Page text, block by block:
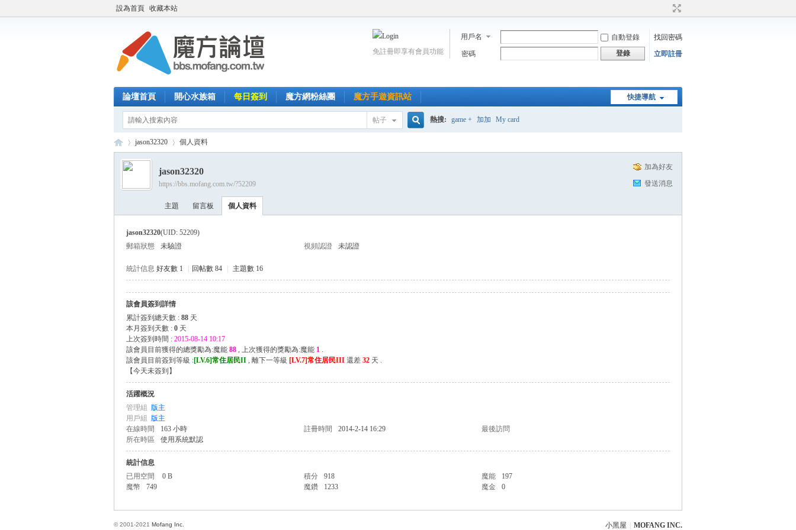
設為首頁 收藏本站
用戶名 自動登錄
找回密碼
密碼
登錄 立即註冊
免註冊即享有會員功能
快捷導航
論壇首頁 開心水族箱 每日簽到 魔方網粉絲團 魔方手遊資訊站
帖子 熱搜: game + 加加 My card
›
jason32320 個人資料
加為好友
發送消息
jason32320
https://bbs.mofang.com.tw/?52209
主題 留言板 個人資料
jason32320(UID: 52209)
郵箱狀態
未驗證 視頻認證 未認證
統計信息 好友數 1 回帖數 84 主題數 16
該會員簽到詳情
累計簽到總天數 : 88 天
本月簽到天數 : 0 天
上次簽到時間 : 2015-08-14 10:17
該會員目前獲得的總獎勵為:魔能 88 , 上次獲得的獎勵為:魔能 1 .
該會員目前簽到等級 :[LV.6]常住居民II , 離下一等級 [LV.7]常住居民III 還差 32 天 .
【今天未簽到 】
活躍概況
管理組 版主
用戶組 版主
在線時間
163 小時 註冊時間 2014-2-14 16:29
最後訪問
所在時區
使用系統默認
統計信息
已用空間
0 B 積分 918 魔能
197
魔幣
749 魔鑽 1233 魔金 0
小黑屋 MOFANG INC.
© 2001-2021 Mofang Inc.